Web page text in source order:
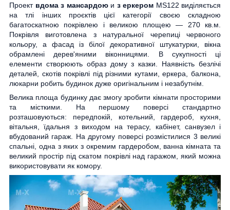
Проект вдома з мансардоюи з еркером МS122 виділяється
на тлі інших проєктів цієї категорії своєю складною
багатоскатною покрівлею і великою площею — 270 кв.м.
Покрівля виготовлена з натуральної черепиці червоного
кольору, а фасад із білої декоративної штукатурки, вікна
обрамлені дерев'яними віконницями. В сукупності ці
елементи створюють образ дому з казки. Наявність безлічі
деталей, скотів покрівлі під різними кутами, еркера, балкона,
люкарни робить будинок дуже оригінальним і незабутнім.
Велика площа будинку дає змогу зробити кімнати просторими
та місткими. На першому поверсі стандартно
розташовуються: передпокій, котельний, гардероб, кухня,
вітальня, їдальня з виходом на терасу, кабінет, санвузел і
вбудований гараж. На другому поверсі розмістилися 3 великі
спальні, одна з яких з окремим гардеробом, ванна кімната та
великий простір під скатом покрівлі над гаражом, який можна
використовувати як комору.